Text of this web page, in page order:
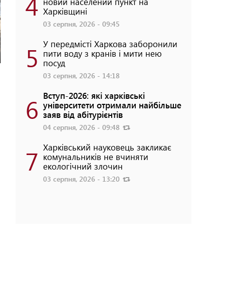
Харківщині
03 серпня, 2026 - 09:45
5 У передмісті Харкова заборонили
пити воду з кранів і мити нею
посуд
03 серпня, 2026 - 14:18
6 Вступ-2026: які харківські
університети отримали найбільше
заяв від абітурієнтів
04 серпня, 2026 - 09:48
7 Харківський науковець закликає
комунальників не вчиняти
екологічний злочин
03 серпня, 2026 - 13:20